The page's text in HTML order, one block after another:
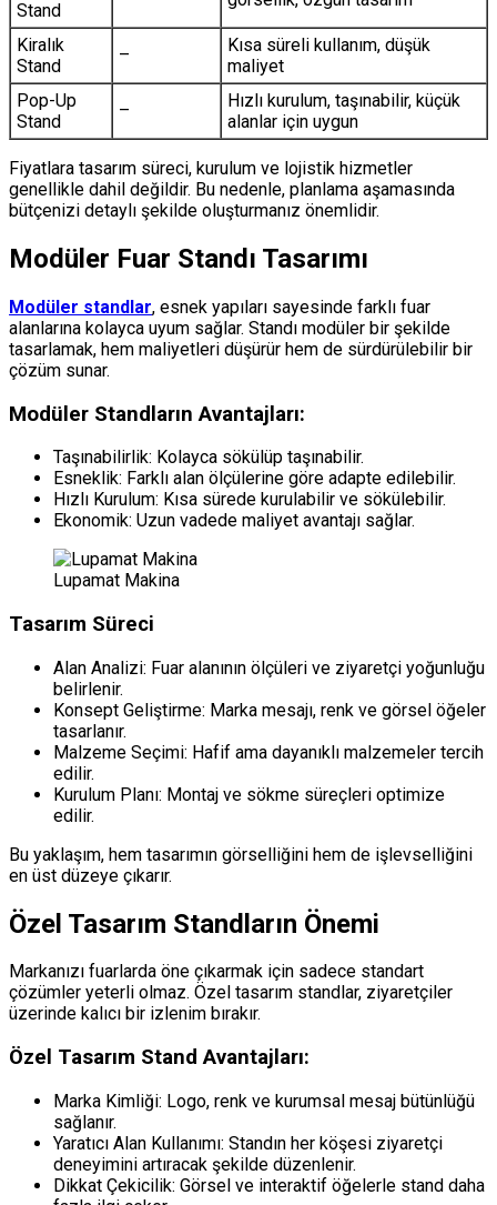
Stand
Kiralık
Stand
–
Kısa süreli kullanım, düşük
maliyet
Pop-Up
Stand
–
Hızlı kurulum, taşınabilir, küçük
alanlar için uygun
Fiyatlara tasarım süreci, kurulum ve lojistik hizmetler
genellikle dahil değildir. Bu nedenle, planlama aşamasında
bütçenizi detaylı şekilde oluşturmanız önemlidir.
Modüler Fuar Standı Tasarımı
Modüler standlar, esnek yapıları sayesinde farklı fuar
alanlarına kolayca uyum sağlar. Standı modüler bir şekilde
tasarlamak, hem maliyetleri düşürür hem de sürdürülebilir bir
çözüm sunar.
Modüler Standların Avantajları:
Taşınabilirlik: Kolayca sökülüp taşınabilir.
Esneklik: Farklı alan ölçülerine göre adapte edilebilir.
Hızlı Kurulum: Kısa sürede kurulabilir ve sökülebilir.
Ekonomik: Uzun vadede maliyet avantajı sağlar.
Lupamat Makina
Tasarım Süreci
Alan Analizi: Fuar alanının ölçüleri ve ziyaretçi yoğunluğu
belirlenir.
Konsept Geliştirme: Marka mesajı, renk ve görsel öğeler
tasarlanır.
Malzeme Seçimi: Hafif ama dayanıklı malzemeler tercih
edilir.
Kurulum Planı: Montaj ve sökme süreçleri optimize
edilir.
Bu yaklaşım, hem tasarımın görselliğini hem de işlevselliğini
en üst düzeye çıkarır.
Özel Tasarım Standların Önemi
Markanızı fuarlarda öne çıkarmak için sadece standart
çözümler yeterli olmaz. Özel tasarım standlar, ziyaretçiler
üzerinde kalıcı bir izlenim bırakır.
Özel Tasarım Stand Avantajları:
Marka Kimliği: Logo, renk ve kurumsal mesaj bütünlüğü
sağlanır.
Yaratıcı Alan Kullanımı: Standın her köşesi ziyaretçi
deneyimini artıracak şekilde düzenlenir.
Dikkat Çekicilik: Görsel ve interaktif öğelerle stand daha